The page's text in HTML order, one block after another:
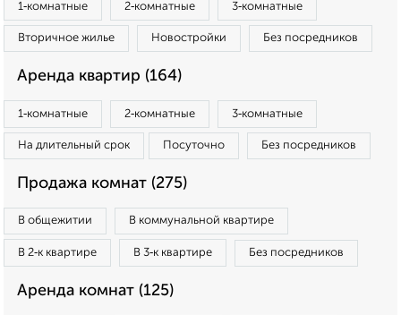
1‑комнатные 2‑комнатные 3‑комнатные
Вторичное жилье Новостройки Без посредников
Аренда квартир (164)
1‑комнатные 2‑комнатные 3‑комнатные
На длительный срок Посуточно Без посредников
Продажа комнат (275)
В общежитии В коммунальной квартире
В 2‑к квартире В 3‑к квартире Без посредников
Аренда комнат (125)